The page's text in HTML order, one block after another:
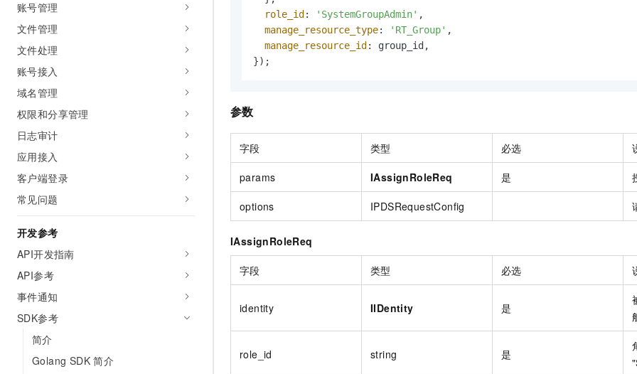
账号管理
文件管理
文件处理
账号接入
域名管理
权限和分享管理
日志审计
应用接入
客户端登录
常见问题
开发参考
API开发指南
API参考
事件通知
SDK参考
简介
Golang SDK 简介
role_id : 'SystemGroupAdmin' ,
manage_resource_type: 'RT_Group' ,
manage_resource_id : group_id,
});
参数
字段 类型 必选
params IAssignRoleReq 是
options IPDSRequestConfig
IAssignRoleReq
字段 类型 必选
identity IIDentity 是
role_id string 是